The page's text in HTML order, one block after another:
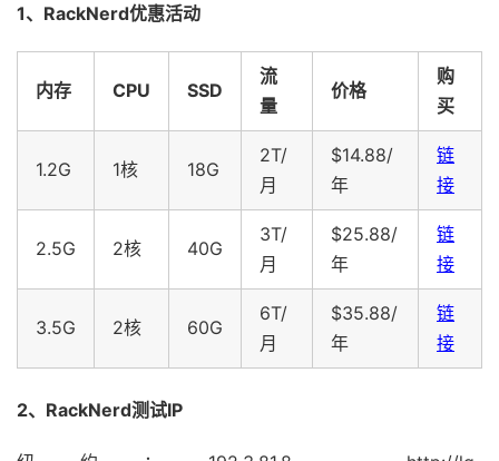
1、RackNerd优惠活动
内存 CPU SSD
流
量
价格
购
买
1.2G 1核 18G
2T/
月
$14.88/
年
链
接
2.5G 2核 40G
3T/
月
$25.88/
年
链
接
3.5G 2核 60G
6T/
月
$35.88/
年
链
接
2、RackNerd测试IP